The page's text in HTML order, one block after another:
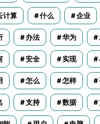
计算 什么 企业
办法 华为
安全 实现
怎么 怎样
支持 数据